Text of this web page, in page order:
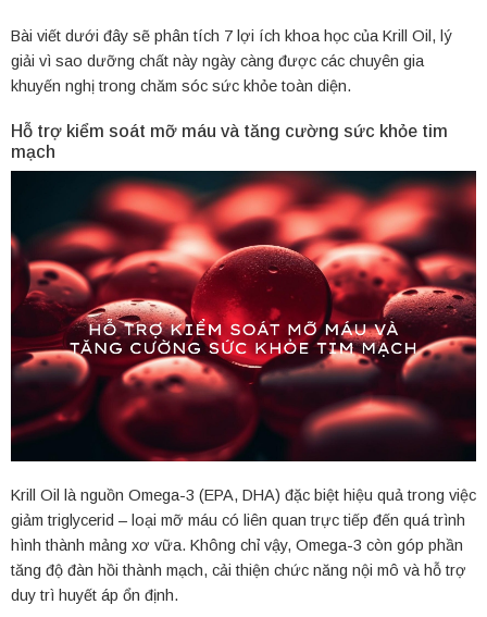
Bài viết dưới đây sẽ phân tích 7 lợi ích khoa học của Krill Oil, lý
giải vì sao dưỡng chất này ngày càng được các chuyên gia
khuyến nghị trong chăm sóc sức khỏe toàn diện.
Hỗ trợ kiểm soát mỡ máu và tăng cường sức khỏe tim
mạch
Krill Oil là nguồn Omega-3 (EPA, DHA) đặc biệt hiệu quả trong việc
giảm triglycerid – loại mỡ máu có liên quan trực tiếp đến quá trình
hình thành mảng xơ vữa. Không chỉ vậy, Omega-3 còn góp phần
tăng độ đàn hồi thành mạch, cải thiện chức năng nội mô và hỗ trợ
duy trì huyết áp ổn định.